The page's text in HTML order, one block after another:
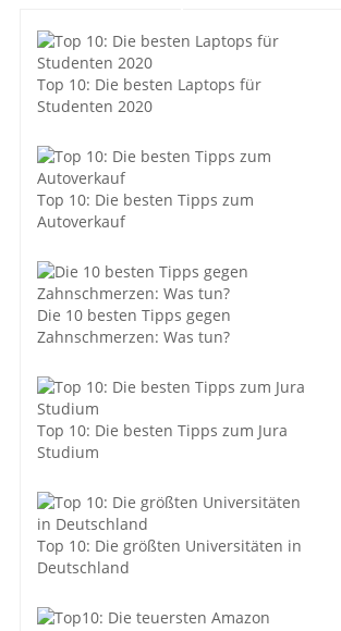
Top 10: Die besten Laptops für
Studenten 2020
Top 10: Die besten Tipps zum
Autoverkauf
Die 10 besten Tipps gegen
Zahnschmerzen: Was tun?
Top 10: Die besten Tipps zum Jura
Studium
Top 10: Die größten Universitäten in
Deutschland